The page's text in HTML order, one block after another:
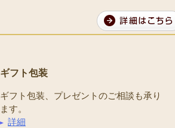
ギフト包装
ギフト包装、プレゼントのご相談も承り
ます。
詳細